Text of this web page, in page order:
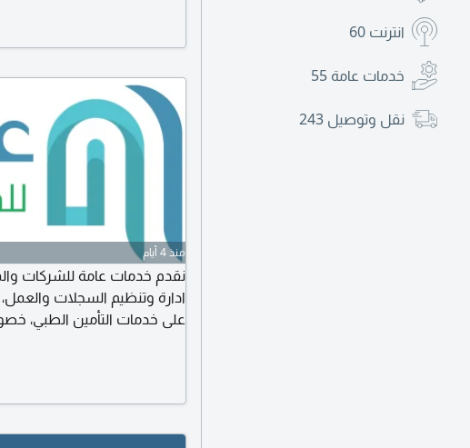
انترنت 60
خدمات عامة 55
نقل وتوصيل 243
منذ 4 أيام
نقدم خدمات عامة للشركات
ادارة وتنظيم السجلات
على خدمات التأمين الطبي،